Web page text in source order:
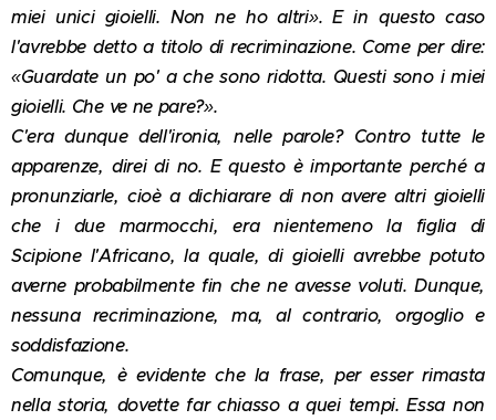
miei unici gioielli. Non ne ho altri». E in questo caso
l'avrebbe detto a titolo di recriminazione. Come per dire:
«Guardate un po' a che sono ridotta. Questi sono i miei
gioielli. Che ve ne pare?».
C'era dunque dell'ironia, nelle parole? Contro tutte le
apparenze, direi di no. E questo è importante perché a
pronunziarle, cioè a dichiarare di non avere altri gioielli
che i due marmocchi, era nientemeno la figlia di
Scipione l'Africano, la quale, di gioielli avrebbe potuto
averne probabilmente fin che ne avesse voluti. Dunque,
nessuna recriminazione, ma, al contrario, orgoglio e
soddisfazione.
Comunque, è evidente che la frase, per esser rimasta
nella storia, dovette far chiasso a quei tempi. Essa non